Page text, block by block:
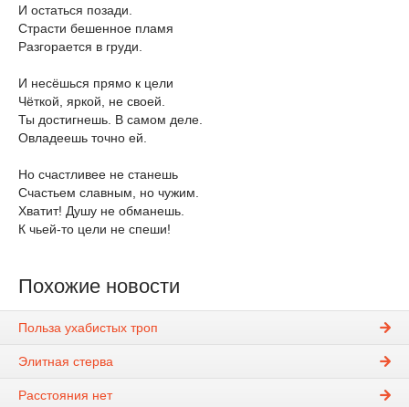
И остаться позади.
Страсти бешенное пламя
Разгорается в груди.
И несёшься прямо к цели
Чёткой, яркой, не своей.
Ты достигнешь. В самом деле.
Овладеешь точно ей.
Но счастливее не станешь
Счастьем славным, но чужим.
Хватит! Душу не обманешь.
К чьей-то цели не спеши!
Похожие новости
Польза ухабистых троп
Элитная стерва
Расстояния нет